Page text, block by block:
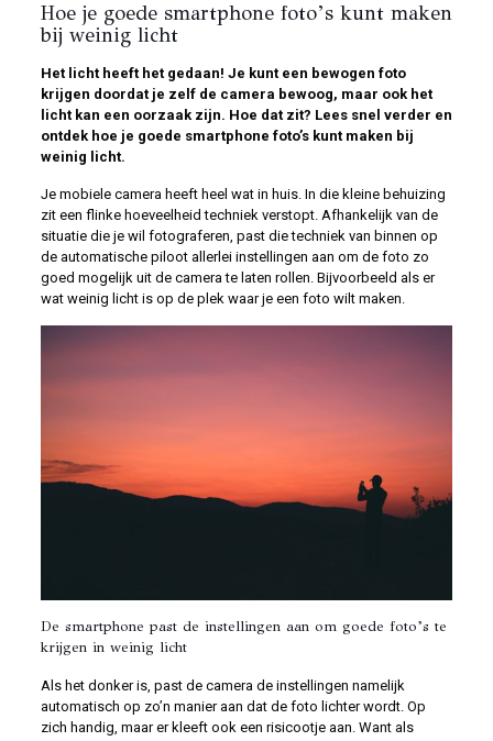
Hoe je goede smartphone foto’s kunt maken
bij weinig licht
Het licht heeft het gedaan! Je kunt een bewogen foto
krijgen doordat je zelf de camera bewoog, maar ook het
licht kan een oorzaak zijn. Hoe dat zit? Lees snel verder en
ontdek hoe je goede smartphone foto’s kunt maken bij
weinig licht.
Je mobiele camera heeft heel wat in huis. In die kleine behuizing
zit een flinke hoeveelheid techniek verstopt. Afhankelijk van de
situatie die je wil fotograferen, past die techniek van binnen op
de automatische piloot allerlei instellingen aan om de foto zo
goed mogelijk uit de camera te laten rollen. Bijvoorbeeld als er
wat weinig licht is op de plek waar je een foto wilt maken.
De smartphone past de instellingen aan om goede foto’s te
krijgen in weinig licht
Als het donker is, past de camera de instellingen namelijk
automatisch op zo’n manier aan dat de foto lichter wordt. Op
zich handig, maar er kleeft ook een risicootje aan. Want als